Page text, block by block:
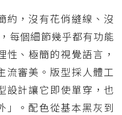
約，沒有花俏縫線、沒
每個細節幾乎都有功能
性、極簡的視覺語言，
流審美。版型採人體工
設計讓它即使單穿，也
」。配色從基本黑灰到